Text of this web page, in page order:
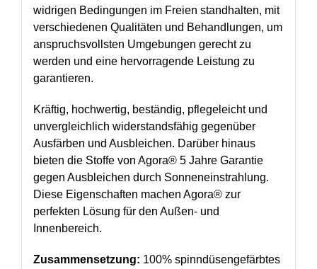
widrigen Bedingungen im Freien standhalten, mit
verschiedenen Qualitäten und Behandlungen, um
anspruchsvollsten Umgebungen gerecht zu
werden und eine hervorragende Leistung zu
garantieren.
Kräftig, hochwertig, beständig, pflegeleicht und
unvergleichlich widerstandsfähig gegenüber
Ausfärben und Ausbleichen. Darüber hinaus
bieten die Stoffe von Agora® 5 Jahre Garantie
gegen Ausbleichen durch Sonneneinstrahlung.
Diese Eigenschaften machen Agora® zur
perfekten Lösung für den Außen- und
Innenbereich.
Zusammensetzung: 100% spinndüsengefärbtes